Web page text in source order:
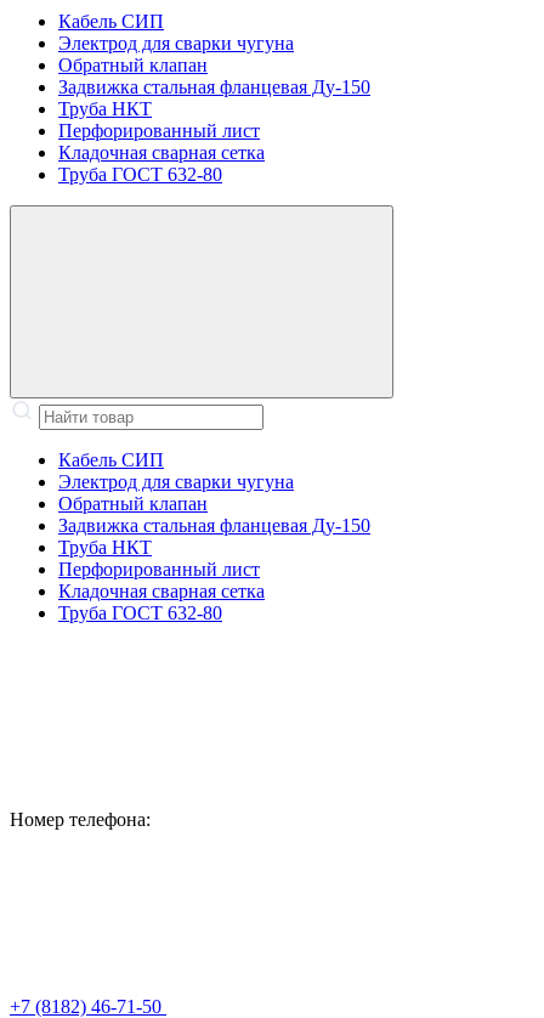
Кабель СИП
Электрод для сварки чугуна
Обратный клапан
Задвижка стальная фланцевая Ду-150
Труба НКТ
Перфорированный лист
Кладочная сварная сетка
Труба ГОСТ 632-80
Кабель СИП
Электрод для сварки чугуна
Обратный клапан
Задвижка стальная фланцевая Ду-150
Труба НКТ
Перфорированный лист
Кладочная сварная сетка
Труба ГОСТ 632-80
Номер телефона:
+7 (8182) 46-71-50